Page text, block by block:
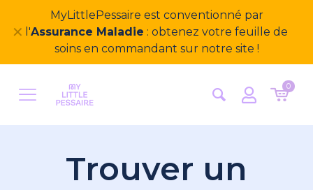
MyLittlePessaire est conventionné par
l'Assurance Maladie : obtenez votre feuille de
soins en commandant sur notre site !
✕
0
Trouver un